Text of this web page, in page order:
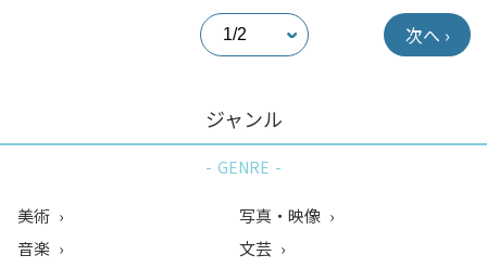
次へ ›
ジャンル
GENRE
美術
音楽
写真・映像
文芸